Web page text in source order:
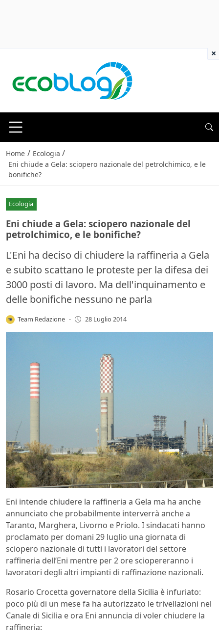
Home / Ecologia /
Eni chiude a Gela: sciopero nazionale del petrolchimico, e le
bonifiche?
Ecologia
Eni chiude a Gela: sciopero nazionale del
petrolchimico, e le bonifiche?
L'Eni ha deciso di chiudere la raffineria a Gela
e subito scattano le proteste per la difesa dei
3000 posti di lavoro. Ma dell'inquinamento e
delle bonifiche nessuno ne parla
Team Redazione - 28 Luglio 2014
Eni intende chiudere la raffineria a Gela ma ha anche
annunciato che probabilmente interverrà anche a
Taranto, Marghera, Livorno e Priolo. I sindacati hanno
proclamato per domani 29 luglio una giornata di
sciopero nazionale di tutti i lavoratori del settore
raffineria dell’Eni mentre per 2 ore sciopereranno i
lavoratori degli altri impianti di raffinazione nazionali.
Rosario Crocetta governatore della Sicilia è infuriato:
poco più di un mese fa ha autorizzato le trivellazioni nel
Canale di Sicilia e ora Eni annuncia di voler chiudere la
raffineria:
×